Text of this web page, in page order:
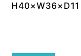
H40×W36×D11